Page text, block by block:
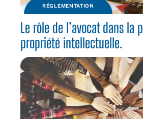
RÉGLEMENTATION
Le rôle de l’avocat dans la
propriété intellectuelle.